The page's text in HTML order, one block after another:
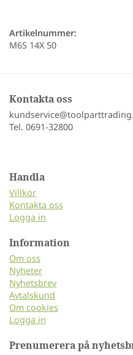
Artikelnummer:
M6S 14X 50
Kontakta oss
Tel. 0691-32800
Handla
Villkor
Kontakta oss
Logga in
Information
Om oss
Nyheter
Nyhetsbrev
Avtalskund
Om cookies
Logga in
Prenumerera på